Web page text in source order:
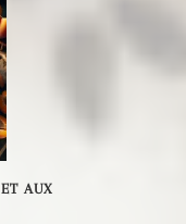
AUX